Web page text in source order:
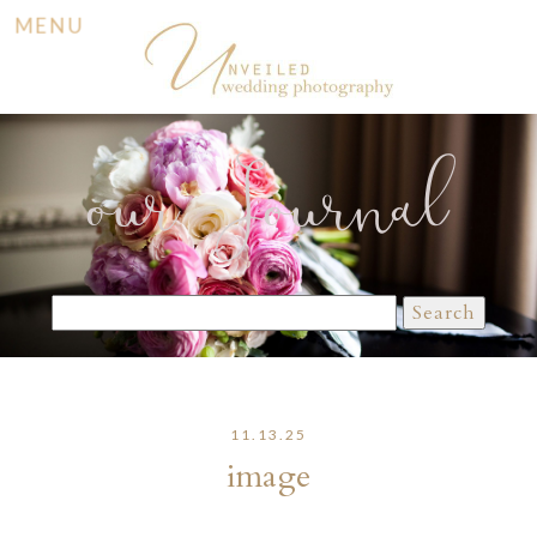
MENU
our Journal
for:
11.13.25
image